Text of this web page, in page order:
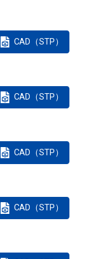
CAD（STP）
CAD（STP）
CAD（STP）
CAD（STP）